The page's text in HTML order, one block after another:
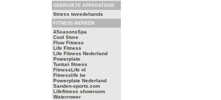
GEBRUIKTE APPARATUUR
fitness tweedehands
FITNESS MERKEN
4SeasonsSpa
Cool Store
Flow Fitness
Life Fitness
Life Fitness Nederland
Powerplate
Tunturi fitness
FitnessLife nl
Fitnesslife be
Powerplate Nederland
Sanden-sports.com
Lifefitness showroom
Waterrower